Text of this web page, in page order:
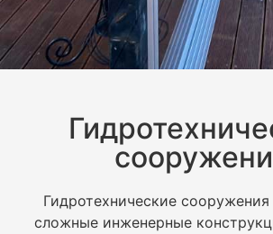
Гидротехнические
сложные инженерные